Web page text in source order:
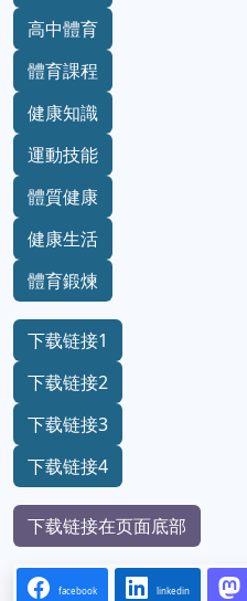
高中體育
體育課程
健康知識
運動技能
體質健康
健康生活
體育鍛煉
下载链接1
下载链接2
下载链接3
下载链接4
下载链接在页面底部
facebook linkedin